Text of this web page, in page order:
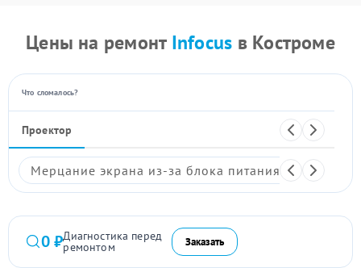
Цены на ремонт Infocus в Костроме
Что сломалось?
Проектор
Мерцание экрана из-за блока питания
0 ₽Диагностика перед
ремонтом Заказать